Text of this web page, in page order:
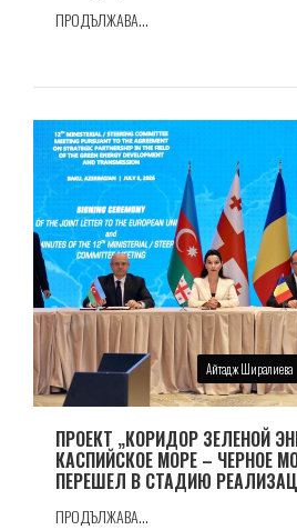
ПРОДЪЛЖАВА...
Айтадж Ширалиева
ПРОЕКТ „КОРИДОР ЗЕЛЕНОЙ
КАСПИЙСКОЕ МОРЕ – ЧЕРНОЕ
ПЕРЕШЕЛ В СТАДИЮ
ПРОДЪЛЖАВА...